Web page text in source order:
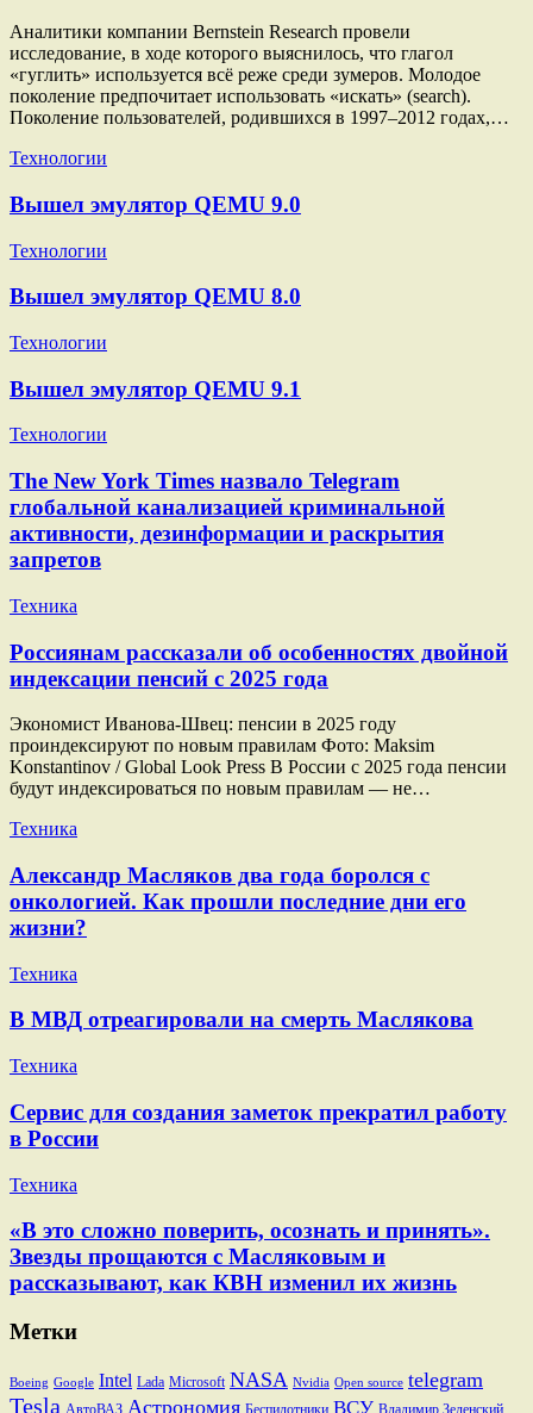
Аналитики компании Bernstein Research провели
исследование, в ходе которого выяснилось, что глагол
«гуглить» используется всё реже среди зумеров. Молодое
поколение предпочитает использовать «искать» (search).
Поколение пользователей, родившихся в 1997–2012 годах,…
Технологии
Вышел эмулятор QEMU 9.0
Технологии
Вышел эмулятор QEMU 8.0
Технологии
Вышел эмулятор QEMU 9.1
Технологии
The New York Times назвало Telegram
глобальной канализацией криминальной
активности, дезинформации и раскрытия
запретов
Техника
Россиянам рассказали об особенностях двойной
индексации пенсий с 2025 года
Экономист Иванова-Швец: пенсии в 2025 году
проиндексируют по новым правилам Фото: Maksim
Konstantinov / Global Look Press В России с 2025 года пенсии
будут индексироваться по новым правилам — не…
Техника
Александр Масляков два года боролся с
онкологией. Как прошли последние дни его
жизни?
Техника
В МВД отреагировали на смерть Маслякова
Техника
Сервис для создания заметок прекратил работу
в России
Техника
«В это сложно поверить, осознать и принять».
Звезды прощаются с Масляковым и
рассказывают, как КВН изменил их жизнь
Метки
Boeing Google Intel Lada Microsoft NASA Nvidia Open source telegram
Tesla АвтоВАЗ Астрономия Беспилотники ВСУ Владимир Зеленский